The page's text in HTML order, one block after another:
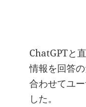
ChatGPTと
情報を回答
合わせてユ
した。